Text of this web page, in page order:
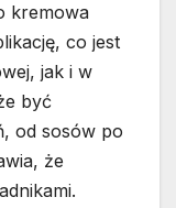
kremowa
co jest
jak i w
być
od sosów po
że